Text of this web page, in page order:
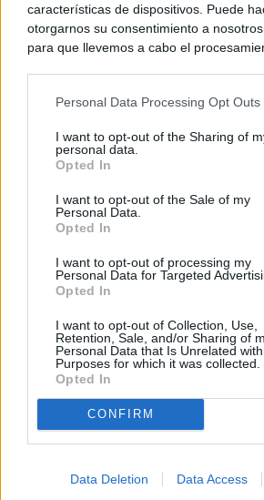
características de dispositivos. Puede
otorgarnos su consentimiento a
para que llevemos a cabo el
negar su consentimiento. Tenga en
de su consentimiento, pero usted tiene
rechazar tal procesamiento. Sus
cualquier momento entrando de nuevo
visitando nuestra política de privacidad.
Personal Data Processing Opt Outs
I want to opt-out of the Sharing of
personal data.
Opted In
I want to opt-out of the Sale of my
Personal Data.
Opted In
I want to opt-out of processing my
Personal Data for Targeted
Opted In
I want to opt-out of Collection, Use,
Retention, Sale, and/or Sharing of
Personal Data that Is Unrelated
Purposes for which it was collected.
Opted In
CONFIRM
Data Deletion Data Access